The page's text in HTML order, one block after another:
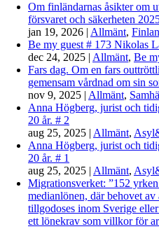
Om finländarnas åsikter om
försvaret och säkerheten
jan 19, 2026 | Allmänt,
Be my guest # 173 Nikolas
dec 24, 2025 | Allmänt, Be
Fars dag. Om en fars
gemensam vårdnad om sin
nov 9, 2025 | Allmänt,
Anna Högberg, jurist och
20 år. # 2
aug 25, 2025 | Allmänt,
Anna Högberg, jurist och
20 år. # 1
aug 25, 2025 | Allmänt,
Migrationsverket: ”152
medianlönen, där behovet
tillgodoses inom Sverige
ett lönekrav som villkor för